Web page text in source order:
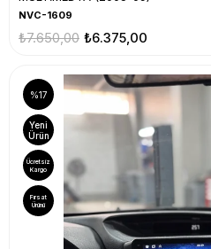
NVC-1609
₺6.375,00
₺7.650,00
%17
Yeni
Ürün
Ücretsiz
Kargo
Fırsat
Ürünü